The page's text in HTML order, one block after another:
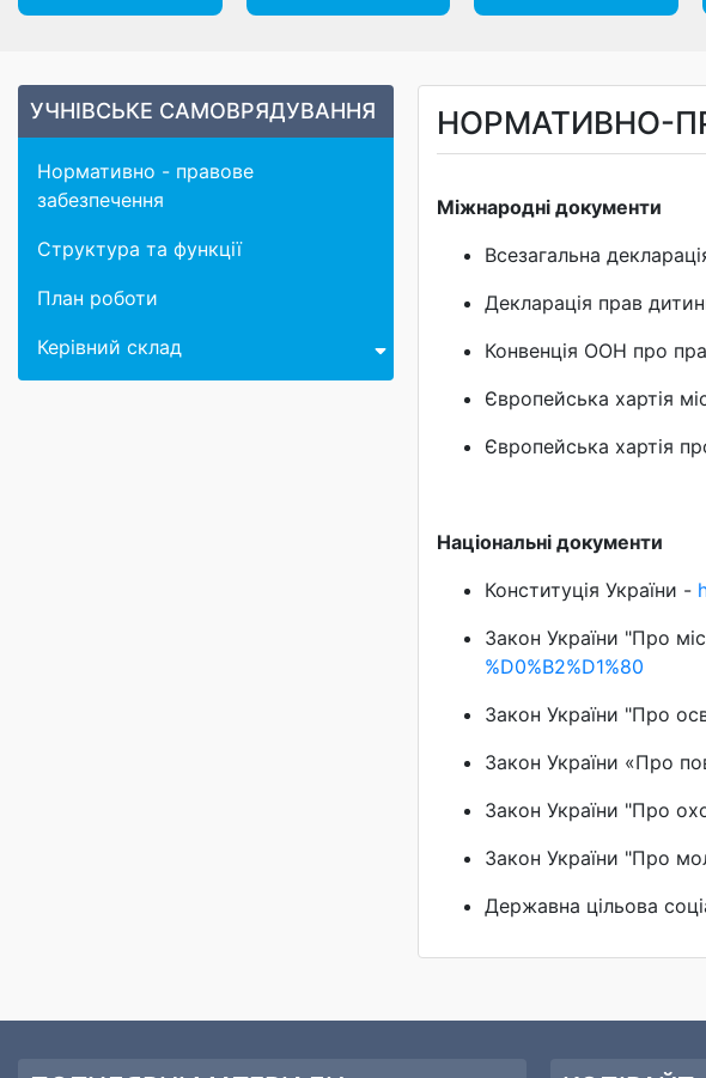
УЧНІВСЬКЕ САМОВРЯДУВАННЯ
Нормативно - правове
забезпечення
Структура та функції
План роботи
Керівний склад
НОРМАТИВНО-
Міжнародні документи
Всезагальна
Декларація прав
Конвенція ООН про
Європейська хартія
Європейська хартія
Національні документи
Конституція України -
Закон України "Про
%D0%B2%D1%80
Закон України "Про
Закон України «Про
Закон України "Про
Закон України "Про
Державна цільова